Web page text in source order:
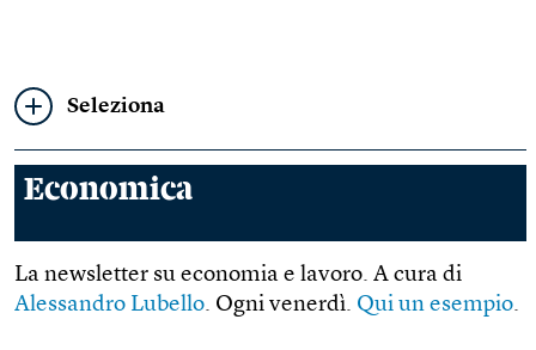
Seleziona
Economica
La newsletter su economia e lavoro. A cura di
Alessandro Lubello. Ogni venerdì. Qui un esempio.